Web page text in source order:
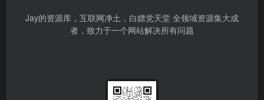
Jay的资源库，互联网净土，白嫖党天堂 全领域资源集大成
者，致力于一个网站解决所有问题